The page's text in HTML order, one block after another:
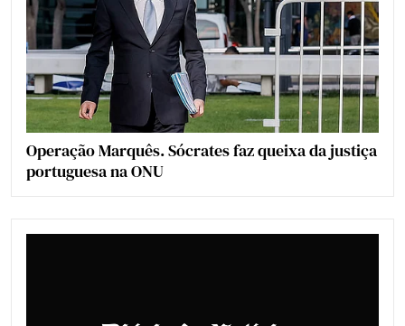
Operação Marquês. Sócrates faz queixa da justiça
portuguesa na ONU